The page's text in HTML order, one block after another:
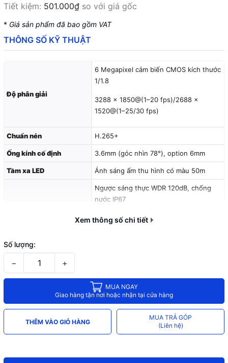
Tiết kiệm: 501.000₫ so với giá gốc
* Giá sản phẩm đã bao gồm VAT
THÔNG SỐ KỸ THUẬT
Độ phân giải
6 Megapixel cảm biến CMOS kích thước
1/1.8
3288 × 1850@(1–20 fps)/2688 ×
1520@(1–25/30 fps)
Chuẩn nén H.265+
Ống kính cố định 3.6mm (góc nhìn 78°), option 6mm
Tầm xa LED Ánh sáng ấm thu hình có màu 50m
Ngược sáng thực WDR 120dB, chống
nước IP67
Chế độ ngày đêm (ICR), tự động cân
Tìm kiếm nhanh sự kiện theo từng đối
tượng (người, xe) khi kết hợp NVR
Starlight với độ nhạy sáng siêu thấp
Công nghệ AI-ISP kết hợp cảm biến lớn
như ban ngày
Xem thông số chi tiết
Số lượng:
− +
MUA NGAY
Giao hàng tận nơi hoặc nhận tại cửa hàng
THÊM VÀO GIỎ HÀNG
MUA TRẢ GÓP
(Liên hệ)